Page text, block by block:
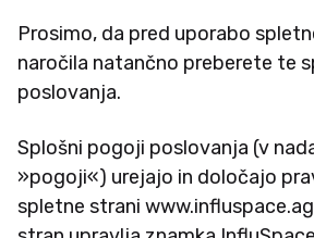
Prosimo, da pred uporabo
naročila natančno preberete te
poslovanja.
Splošni pogoji poslovanja (v
»pogoji«) urejajo in določajo
spletne strani